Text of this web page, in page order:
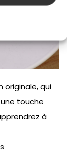
originale, qui
touche
à